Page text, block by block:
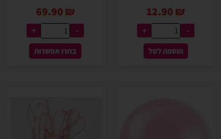
12.90 ₪
-
+
הוספה לסל
69.90 ₪
-
+
בחרו אפשרות